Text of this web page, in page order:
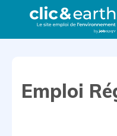
Emploi